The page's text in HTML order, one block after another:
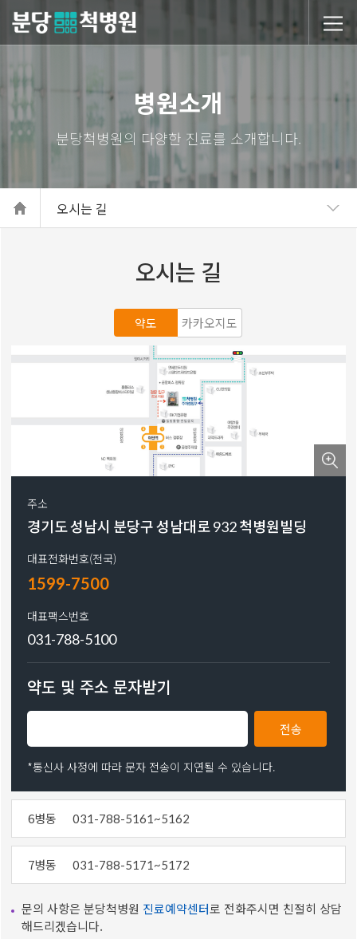
당척병원
병원소개
오시는 길
오시는 길
약도 카카오지도
주소
경기도 성남시 분당구 성남대로 932 척병원빌딩
대표전화번호(전국)
1599-7500
대표팩스번호
031-788-5100
약도 및 주소 문자받기
전송
*통신사 사정에 따라 문자 전송이 지연될 수 있습니다.
6병동 031-788-5161~5162
7병동 031-788-5171~5172
문의 사항은 분당척병원 진료예약센터로 전화주시면 친절히 상담
해드리겠습니다.